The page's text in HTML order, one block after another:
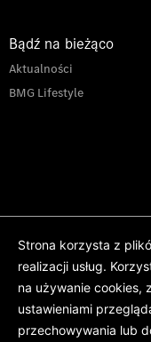
Bądź na bieżąco
Aktualności
BMG Lifestyle
Strona korzysta z
realizacji usług.
na używanie cookies,
ustawieniami
przechowywania lub